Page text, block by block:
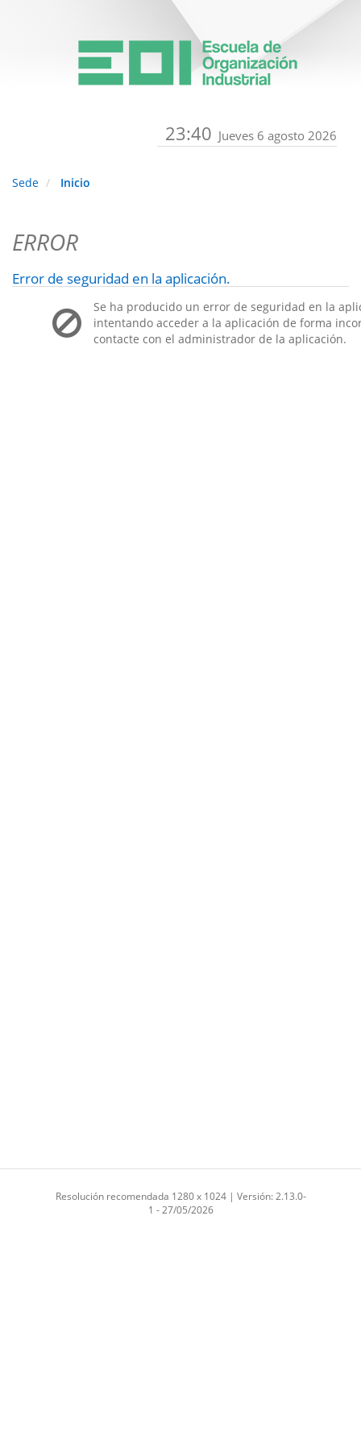
23:40 Jueves 6 agosto 2026
Sede Inicio
ERROR
Error de seguridad en la aplicación.
Se ha producido un error de seguridad en la
intentando acceder a la aplicación de forma
contacte con el administrador de la aplicación.
Resolución recomendada 1280 x 1024 | Versión: 2.13.0-
1 - 27/05/2026